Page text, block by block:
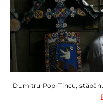
Dumitru Pop-Tincu,